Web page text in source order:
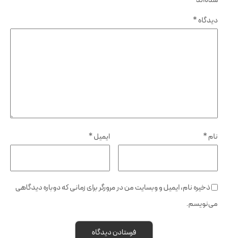
دیدگاه*
نام* ایمیل*
ذخیره نام، ایمیل و وبسایت من در مرورگر برای زمانی که دوباره دیدگاهی
می‌نویسم.